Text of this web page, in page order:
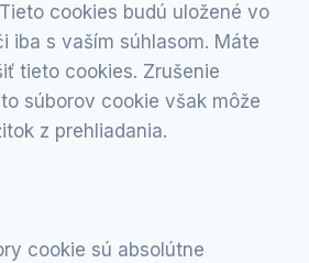
cookies budú uložené vo
iba s vaším súhlasom. Máte
tieto cookies. Zrušenie
súborov cookie však môže
z prehliadania.
cookie sú absolútne